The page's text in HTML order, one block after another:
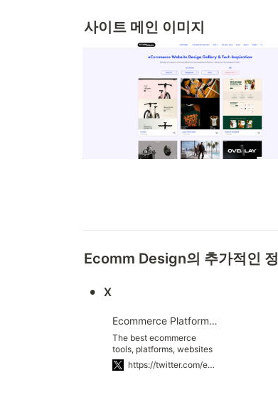
사이트 메인 이미지
Ecomm Design의 추가적인
• X
Ecommerce Platforms (@ecomplatforms) on X
The best ecommerce
tools, platforms, websites
and strategies reviewed
and compared. Supporting
https://twitter.com/ecomplatforms